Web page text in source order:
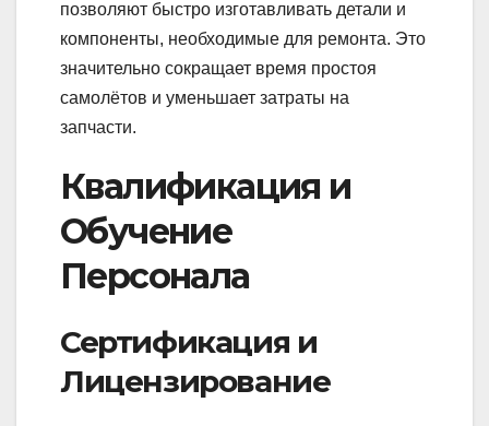
позволяют быстро изготавливать детали и
компоненты, необходимые для ремонта. Это
значительно сокращает время простоя
самолётов и уменьшает затраты на
запчасти.
Квалификация и
Обучение
Персонала
Сертификация и
Лицензирование